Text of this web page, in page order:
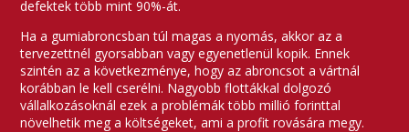
defektek több mint 90%-át.
Ha a gumiabroncsban túl magas a nyomás, akkor az a
tervezettnél gyorsabban vagy egyenetlenül kopik. Ennek
szintén az a következménye, hogy az abroncsot a vártnál
korábban le kell cserélni. Nagyobb flottákkal dolgozó
vállalkozásoknál ezek a problémák több millió forinttal
növelhetik meg a költségeket, ami a profit rovására megy.